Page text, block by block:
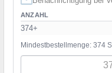
ANZAHL
374+
Mindestbestellmenge: 374